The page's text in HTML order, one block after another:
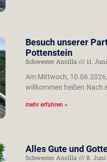
Besuch unserer
Pottenstein
Schwester Ancilla
11.
Am Mittwoch,
willkommen heißen.Nach
mehr erfahren »
Alles Gute und
Schwester Ancilla
8. Juni